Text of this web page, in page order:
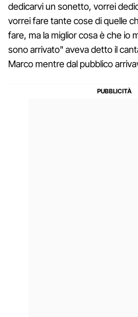
dedicarvi un sonetto, vorrei
vorrei fare tante cose di quelle
fare, ma la miglior cosa è che io
sono arrivato" aveva detto il
Marco mentre dal pubblico